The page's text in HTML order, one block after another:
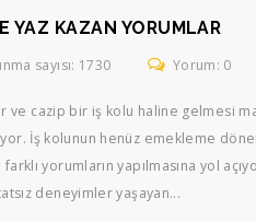
YAZ KAZAN YORUMLAR
sayısı: 1730 Yorum: 0
ve cazip bir iş kolu haline gelmesi
İş kolunun henüz emekleme
yorumların yapılmasına yol
deneyimler yaşayan...